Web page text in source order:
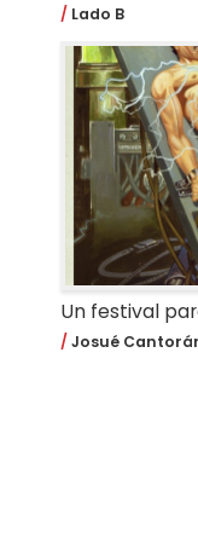
Lado B
Un festival
Josué